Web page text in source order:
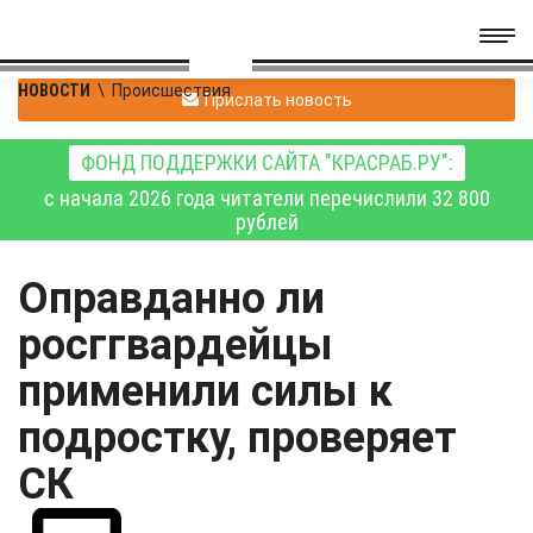
НОВОСТИ \ ПроисшествияПрислать новость
ФОНД ПОДДЕРЖКИ САЙТА "КРАСРАБ.РУ":
с начала 2026 года читатели перечислили 32 800
рублей
Оправданно ли
росггвардейцы
применили силы к
подростку, проверяет
СК